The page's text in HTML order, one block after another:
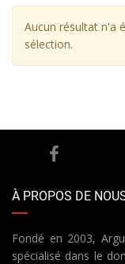
Aucun résultat n'a
sélection.
À PROPOS DE
Fondé en 2003,
spécialisé dans le